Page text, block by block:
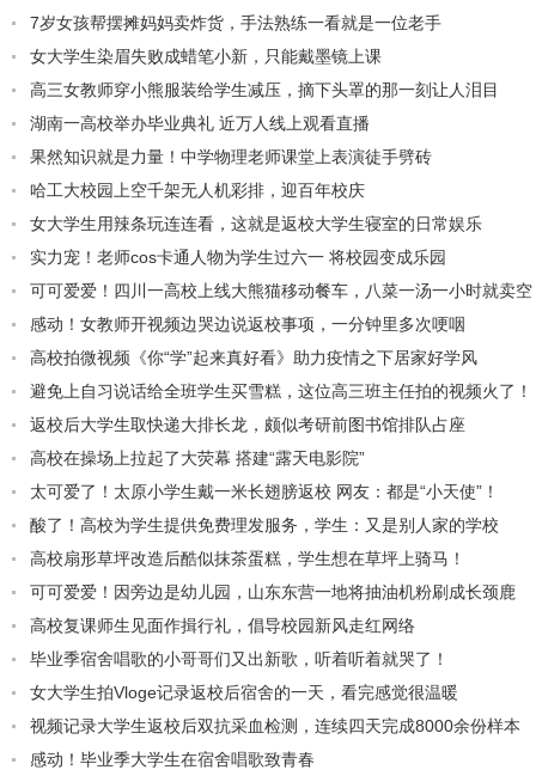
7岁女孩帮摆摊妈妈卖炸货，手法熟练一看就是一位老手
女大学生染眉失败成蜡笔小新，只能戴墨镜上课
高三女教师穿小熊服装给学生减压，摘下头罩的那一刻让人泪目
湖南一高校举办毕业典礼 近万人线上观看直播
果然知识就是力量！中学物理老师课堂上表演徒手劈砖
哈工大校园上空千架无人机彩排，迎百年校庆
女大学生用辣条玩连连看，这就是返校大学生寝室的日常娱乐
实力宠！老师cos卡通人物为学生过六一 将校园变成乐园
可可爱爱！四川一高校上线大熊猫移动餐车，八菜一汤一小时就卖空
感动！女教师开视频边哭边说返校事项，一分钟里多次哽咽
高校拍微视频《你“学”起来真好看》助力疫情之下居家好学风
避免上自习说话给全班学生买雪糕，这位高三班主任拍的视频火了！
返校后大学生取快递大排长龙，颇似考研前图书馆排队占座
高校在操场上拉起了大荧幕 搭建“露天电影院”
太可爱了！太原小学生戴一米长翅膀返校 网友：都是“小天使”！
酸了！高校为学生提供免费理发服务，学生：又是别人家的学校
高校扇形草坪改造后酷似抹茶蛋糕，学生想在草坪上骑马！
可可爱爱！因旁边是幼儿园，山东东营一地将抽油机粉刷成长颈鹿
高校复课师生见面作揖行礼，倡导校园新风走红网络
毕业季宿舍唱歌的小哥哥们又出新歌，听着听着就哭了！
女大学生拍Vloge记录返校后宿舍的一天，看完感觉很温暖
视频记录大学生返校后双抗采血检测，连续四天完成8000余份样本
感动！毕业季大学生在宿舍唱歌致青春